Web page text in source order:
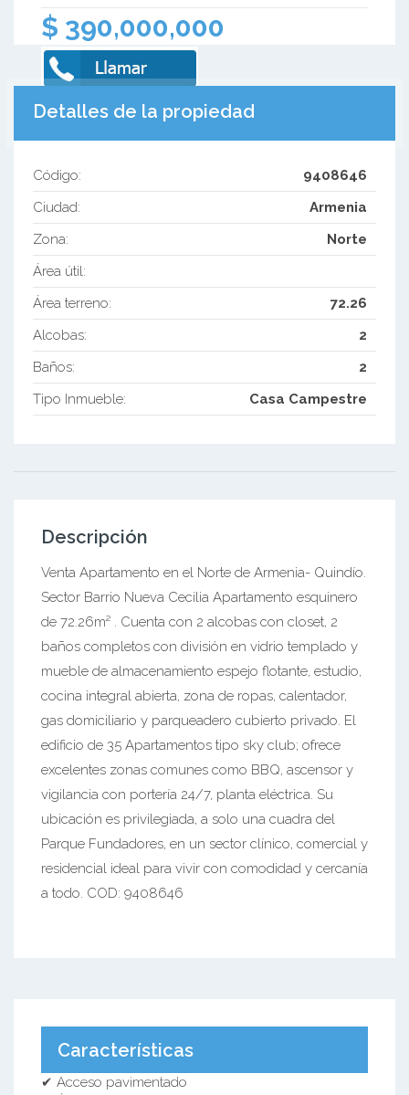
$ 390,000,000
Detalles de la propiedad
Código:
9408646
Ciudad:
Armenia
Zona:
Norte
Área útil:
Área terreno:
72.26
Alcobas:
2
Baños:
2
Tipo Inmueble:
Casa Campestre
Descripción
Venta Apartamento en el Norte de Armenia- Quindío.
Sector Barrio Nueva Cecilia Apartamento esquinero
de 72.26m² . Cuenta con 2 alcobas con closet, 2
baños completos con división en vidrio templado y
mueble de almacenamiento espejo flotante, estudio,
cocina integral abierta, zona de ropas, calentador,
gas domiciliario y parqueadero cubierto privado. El
edificio de 35 Apartamentos tipo sky club; ofrece
excelentes zonas comunes como BBQ, ascensor y
vigilancia con portería 24/7, planta eléctrica. Su
ubicación es privilegiada, a solo una cuadra del
Parque Fundadores, en un sector clínico, comercial y
residencial ideal para vivir con comodidad y cercanía
a todo. COD: 9408646
Características
✔ Acceso pavimentado